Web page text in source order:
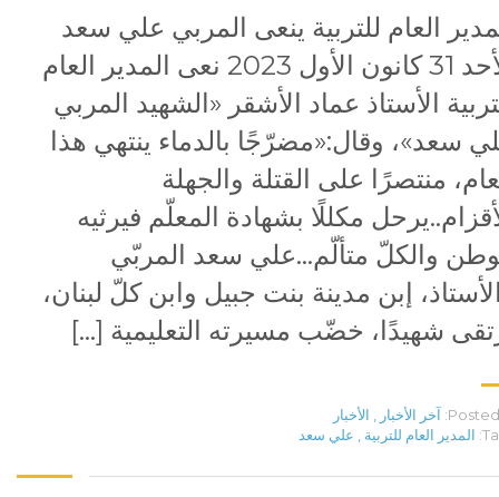
العام للتربية ينعى المربي علي سعد
الأحد 31 كانون الأول 2023 نعى المدير العام
الأستاذ عماد الأشقر «الشهيد المربي
سعد»، وقال:«مضرّجًا بالدماء ينتهي هذا
منتصرًا على القتلة والجهلة
مكللًا بشهادة المعلّم فيرثيه
والكلّ متألّم…علي سعد المربّي
إبن مدينة بنت جبيل وابن كلّ لبنان،
شهيدًا، خضّب مسيرته التعليمية […]
Posted آخر الأخبار
الأخبار
المدير العام للتربية علي سعد